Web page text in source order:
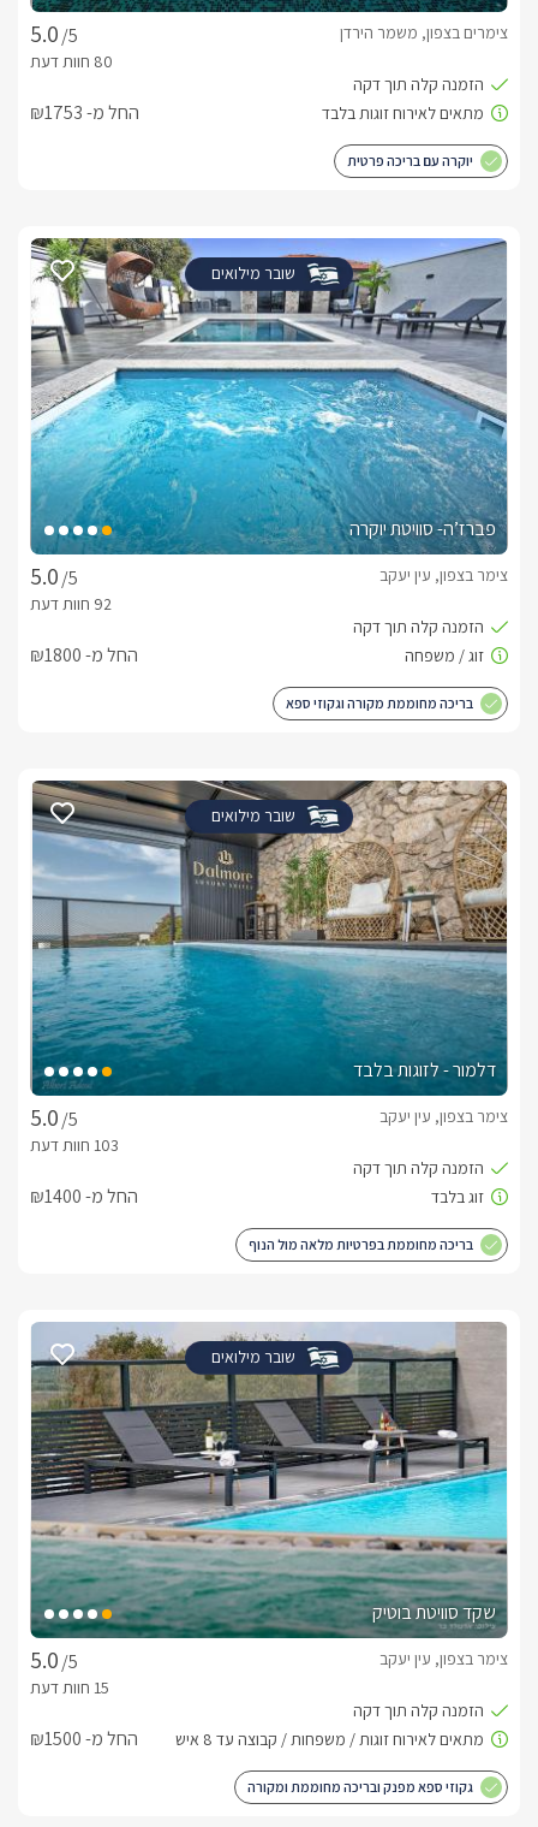
/5
צימרים בצפון, משמר הירדן
החל מ- ₪1753
יוקרה עם בריכה פרטית
שובר מילואים
פברז’ה- סוויטת יוקרה
/5
צימר בצפון, עין יעקב
החל מ- ₪1800
בריכה מחוממת מקורה וגקוזי ספא
שובר מילואים
דלמור - לזוגות בלבד
/5
צימר בצפון, עין יעקב
החל מ- ₪1400
בריכה מחוממת בפרטיות מלאה מול הנוף
שובר מילואים
שקד סוויטת בוטיק
/5
צימר בצפון, עין יעקב
החל מ- ₪1500
גקוזי ספא מפנק ובריכה מחוממת ומקורה